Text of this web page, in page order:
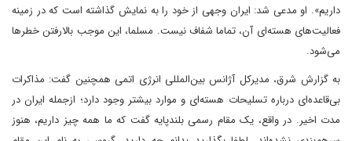
داریم». او مدعی شد: ایران وجهی از خود را به نمایش گذاشته است که در زمینه
فعالیت‌های هسته‌ای آن، تماما شفاف نیست. مسلما، این موجب بالا‌رفتن خطرها
می‌شود.
به گزارش شرق، مدیرکل آژانس بین‌المللی انرژی اتمی همچنین گفت: مذاکرات
بی‌قاعده‌ای درباره تسلیحات هسته‌ای و موارد بیشتر وجود دارد؛ ازجمله ایران در
مدت اخیر. در واقع، یک مقام رسمی بلندپایه گفت که ما همه چیز داریم، هنوز